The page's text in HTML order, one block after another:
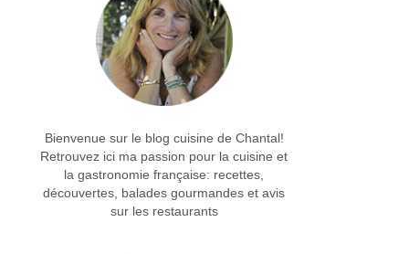
Bienvenue sur le blog cuisine de Chantal!
Retrouvez ici ma passion pour la cuisine et
la gastronomie française: recettes,
découvertes, balades gourmandes et avis
sur les restaurants